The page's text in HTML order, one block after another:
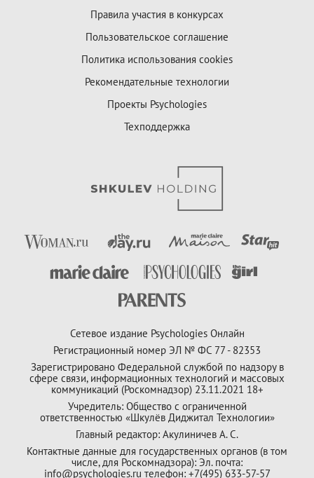
Правила участия в конкурсах
Пользовательское соглашение
Политика использования cookies
Рекомендательные технологии
Проекты Psychologies
Техподдержка
Сетевое издание Psychologies Онлайн
Регистрационный номер ЭЛ № ФС 77 - 82353
Зарегистрировано Федеральной службой по надзору в
сфере связи, информационных технологий и массовых
коммуникаций (Роскомнадзор) 23.11.2021 18+
Учредитель: Общество с ограниченной
ответственностью «Шкулёв Диджитал Технологии»
Главный редактор: Акулиничев А. С.
Контактные данные для государственных органов (в том
числе, для Роскомнадзора): Эл. почта:
info@psychologies.ru телефон: +7(495) 633-57-57